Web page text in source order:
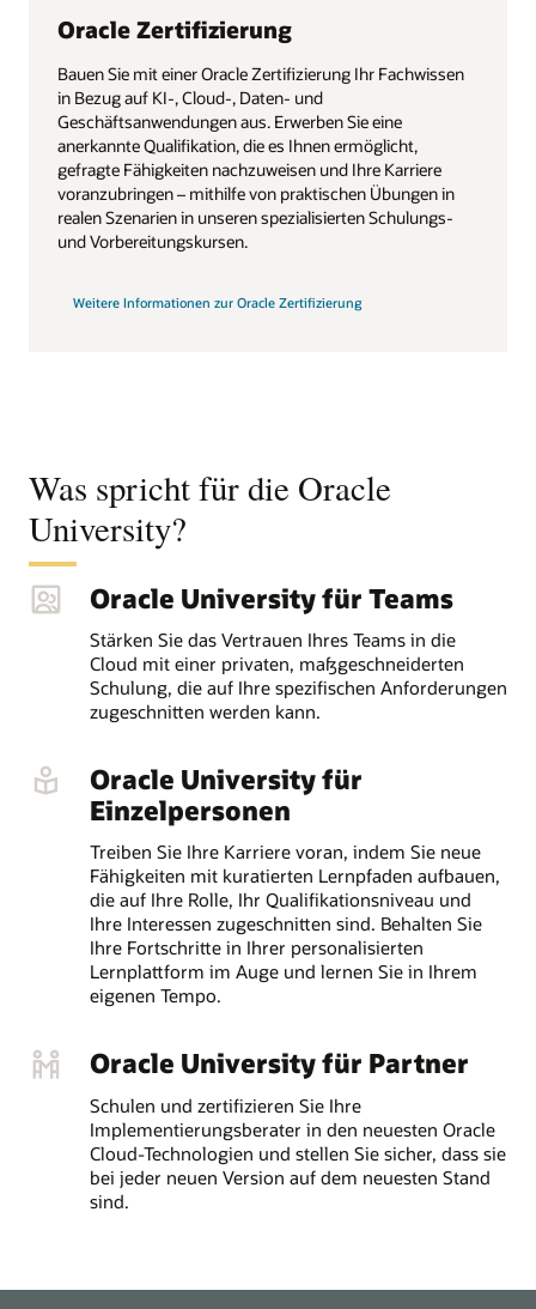
Oracle Zertifizierung
Bauen Sie mit einer Oracle Zertifizierung Ihr Fachwissen
in Bezug auf KI-, Cloud-, Daten- und
Geschäftsanwendungen aus. Erwerben Sie eine
anerkannte Qualifikation, die es Ihnen ermöglicht,
gefragte Fähigkeiten nachzuweisen und Ihre Karriere
voranzubringen – mithilfe von praktischen Übungen in
realen Szenarien in unseren spezialisierten Schulungs-
und Vorbereitungskursen.
Weitere Informationen zur Oracle Zertifizierung
Was spricht für die Oracle
University?
Oracle University für Teams
Stärken Sie das Vertrauen Ihres Teams in die
Cloud mit einer privaten, maßgeschneiderten
Schulung, die auf Ihre spezifischen Anforderungen
zugeschnitten werden kann.
Oracle University für
Einzelpersonen
Treiben Sie Ihre Karriere voran, indem Sie neue
Fähigkeiten mit kuratierten Lernpfaden aufbauen,
die auf Ihre Rolle, Ihr Qualifikationsniveau und
Ihre Interessen zugeschnitten sind. Behalten Sie
Ihre Fortschritte in Ihrer personalisierten
Lernplattform im Auge und lernen Sie in Ihrem
eigenen Tempo.
Oracle University für Partner
Schulen und zertifizieren Sie Ihre
Implementierungsberater in den neuesten Oracle
Cloud-Technologien und stellen Sie sicher, dass sie
bei jeder neuen Version auf dem neuesten Stand
sind.